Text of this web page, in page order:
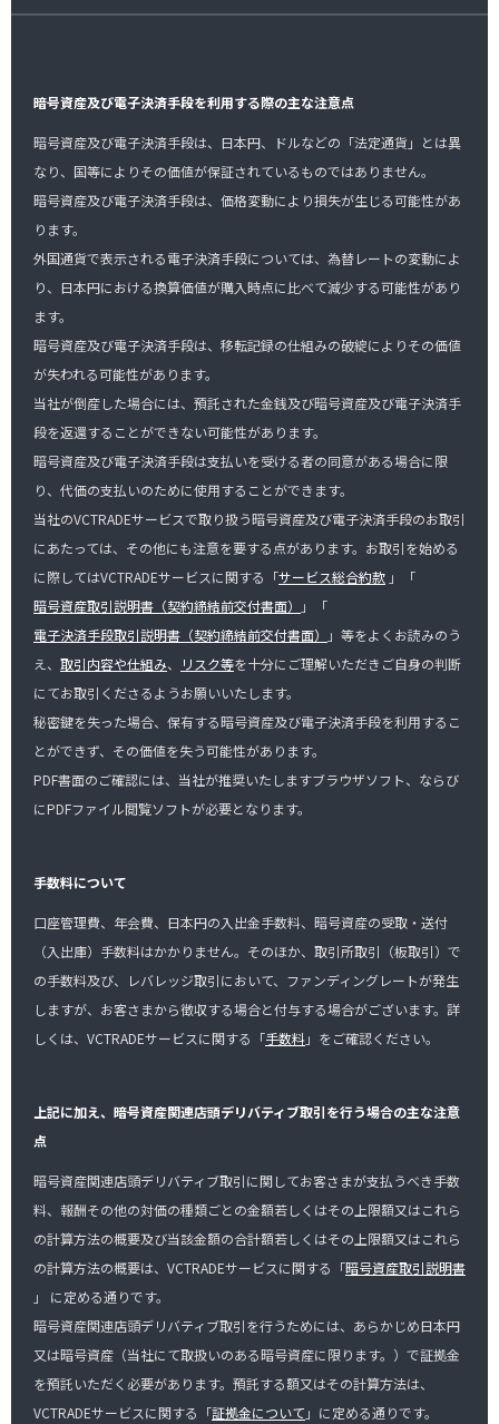
暗号資産及び電子決済手段を利用する際の主な注意点
暗号資産及び電子決済手段は、日本円、ドルなどの「法定通貨」とは異
なり、国等によりその価値が保証されているものではありません。
暗号資産及び電子決済手段は、価格変動により損失が生じる可能性があ
ります。
外国通貨で表示される電子決済手段については、為替レートの変動によ
り、日本円における換算価値が購入時点に比べて減少する可能性があり
ます。
暗号資産及び電子決済手段は、移転記録の仕組みの破綻によりその価値
が失われる可能性があります。
当社が倒産した場合には、預託された金銭及び暗号資産及び電子決済手
段を返還することができない可能性があります。
暗号資産及び電子決済手段は支払いを受ける者の同意がある場合に限
り、代価の支払いのために使用することができます。
当社のVCTRADEサービスで取り扱う暗号資産及び電子決済手段のお取引
にあたっては、その他にも注意を要する点があります。お取引を始める
に際してはVCTRADEサービスに関する「サービス総合約款 」「
暗号資産取引説明書（契約締結前交付書面）
」「
電子決済手段取引説明書（契約締結前交付書面）
」等をよくお読みのう
え、 取引内容や仕組み、 リスク等を十分にご理解いただきご自身の判断
にてお取引くださるようお願いいたします。
秘密鍵を失った場合、保有する暗号資産及び電子決済手段を利用するこ
とができず、その価値を失う可能性があります。
PDF書面のご確認には、当社が推奨いたしますブラウザソフト、ならび
にPDFファイル閲覧ソフトが必要となります。
手数料について
口座管理費、年会費、日本円の入出金手数料、暗号資産の受取・送付
（入出庫）手数料はかかりません。そのほか、取引所取引（板取引）で
の手数料及び、レバレッジ取引において、ファンディングレートが発生
しますが、お客さまから徴収する場合と付与する場合がございます。詳
しくは、VCTRADEサービスに関する「手数料」をご確認ください。
上記に加え、暗号資産関連店頭デリバティブ取引を行う場合の主な注意
点
暗号資産関連店頭デリバティブ取引に関してお客さまが支払うべき手数
料、報酬その他の対価の種類ごとの金額若しくはその上限額又はこれら
の計算方法の概要及び当該金額の合計額若しくはその上限額又はこれら
の計算方法の概要は、VCTRADEサービスに関する「暗号資産取引説明書
」 に定める通りです。
暗号資産関連店頭デリバティブ取引を行うためには、あらかじめ日本円
又は暗号資産（当社にて取扱いのある暗号資産に限ります。）で証拠金
を預託いただく必要があります。預託する額又はその計算方法は、
VCTRADEサービスに関する「証拠金について 」に定める通りです。